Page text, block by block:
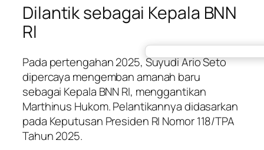
Dilantik sebagai Kepala BNN
RI
Pada pertengahan 2025, Suyudi Ario Seto
dipercaya mengemban amanah baru
sebagai Kepala BNN RI, menggantikan
Marthinus Hukom. Pelantikannya didasarkan
pada Keputusan Presiden RI Nomor 118/TPA
Tahun 2025.